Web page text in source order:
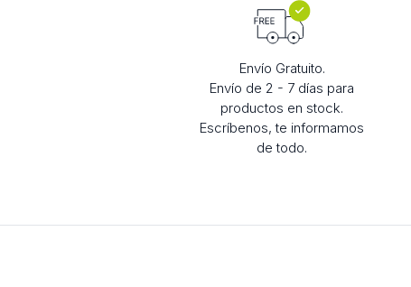
Envío Gratuito.
Envío de 2 - 7 días para
productos en stock.
Escríbenos, te informamos
de todo.